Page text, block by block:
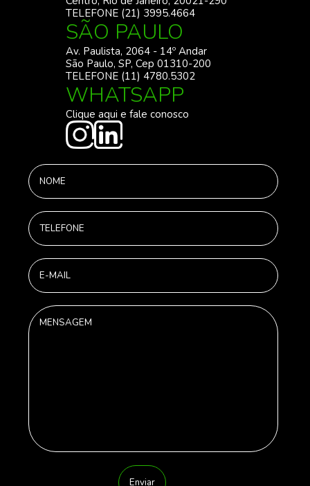
TELEFONE (21) 3995.4664
SÃO PAULO
Av. Paulista, 2064 - 14º Andar
São Paulo, SP, Cep 01310-200
TELEFONE (11) 4780.5302
WHATSAPP
Clique aqui e fale conosco